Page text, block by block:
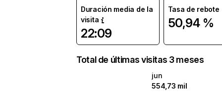
Duración media de la
visita
22:09
Tasa de rebote
50,94 %
Total de últimas visitas 3 meses
jun
554,73 mil